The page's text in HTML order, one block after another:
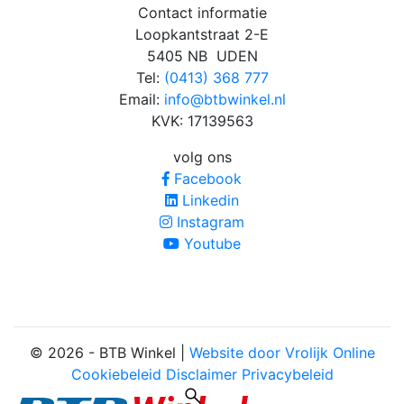
Contact informatie
Loopkantstraat 2-E
5405 NB UDEN
Tel: (0413) 368 777
Email: info@btbwinkel.nl
KVK: 17139563
volg ons
Facebook
Linkedin
Instagram
Youtube
© 2026 - BTB Winkel | Website door Vrolijk Online
Cookiebeleid Disclaimer Privacybeleid